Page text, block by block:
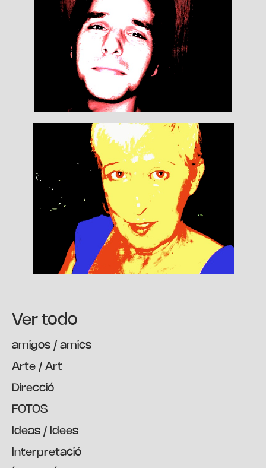
Ver todo
amigos / amics
Arte / Art
Direcció
FOTOS
Ideas / Idees
Interpretació